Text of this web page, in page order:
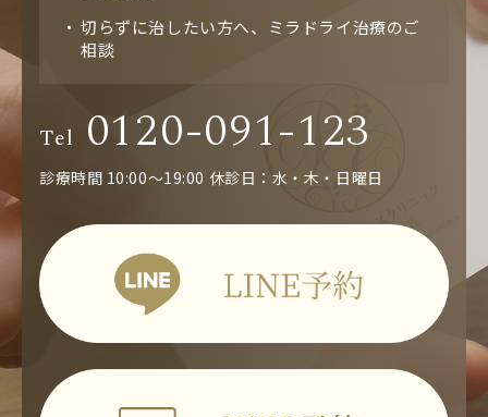
切らずに治したい方へ、ミラドライ治療のご
相談
Tel 0120-091-123
診療時間 10:00～19:00 休診日：水・木・日曜日